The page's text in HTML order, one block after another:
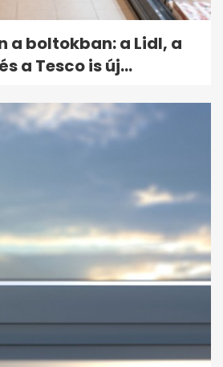
a boltokban: a Lidl, a
a Tesco is új...